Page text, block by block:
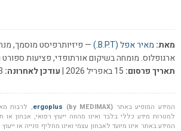
מאת: מאיר אפל (B.P.T.)
— פיזיותרפיסט מוסמך,
ארגופלוס. מומחה בשיקום אורתופדי, פציעות ספורט
תאריך פרסום:
עודכן לאחרונה:
המידע המופיע באתר ergoplus (by MEDIMAX)
, לרבות
למטרות מידע כללי בלבד ואינו מהווה ייעוץ רפואי, אבחון או
המידע באתר אינו מיועד לאבחון עצמי ואינו מחליף פנייה או